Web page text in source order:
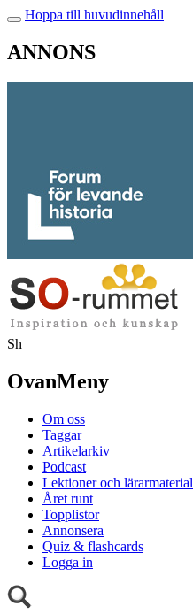
Hoppa till huvudinnehåll
ANNONS
Sh
OvanMeny
Om oss
Taggar
Artikelarkiv
Podcast
Lektioner och lärarmaterial
Året runt
Topplistor
Annonsera
Quiz & flashcards
Logga in